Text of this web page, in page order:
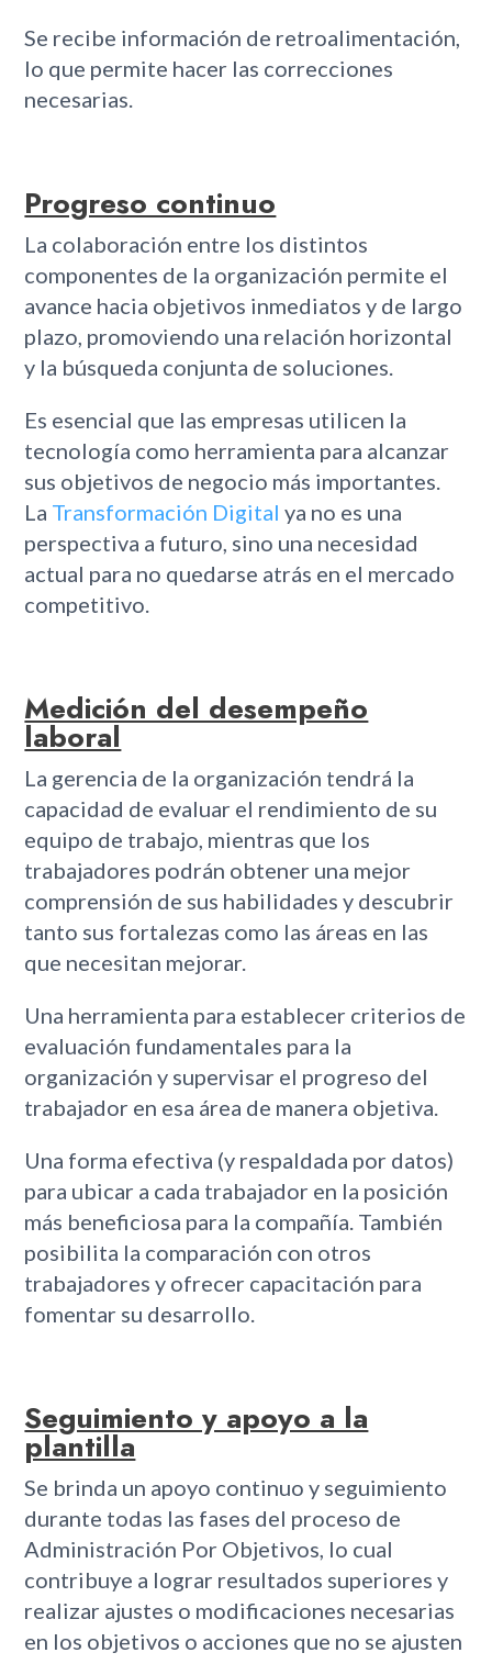
Se recibe información de retroalimentación,
lo que permite hacer las correcciones
necesarias.
Progreso continuo
La colaboración entre los distintos
componentes de la organización permite el
avance hacia objetivos inmediatos y de largo
plazo, promoviendo una relación horizontal
y la búsqueda conjunta de soluciones.
Es esencial que las empresas utilicen la
tecnología como herramienta para alcanzar
sus objetivos de negocio más importantes.
La Transformación Digital ya no es una
perspectiva a futuro, sino una necesidad
actual para no quedarse atrás en el mercado
competitivo.
Medición del desempeño
laboral
La gerencia de la organización tendrá la
capacidad de evaluar el rendimiento de su
equipo de trabajo, mientras que los
trabajadores podrán obtener una mejor
comprensión de sus habilidades y descubrir
tanto sus fortalezas como las áreas en las
que necesitan mejorar.
Una herramienta para establecer criterios de
evaluación fundamentales para la
organización y supervisar el progreso del
trabajador en esa área de manera objetiva.
Una forma efectiva (y respaldada por datos)
para ubicar a cada trabajador en la posición
más beneficiosa para la compañía. También
posibilita la comparación con otros
trabajadores y ofrecer capacitación para
fomentar su desarrollo.
Seguimiento y apoyo a la
plantilla
Se brinda un apoyo continuo y seguimiento
durante todas las fases del proceso de
Administración Por Objetivos, lo cual
contribuye a lograr resultados superiores y
realizar ajustes o modificaciones necesarias
en los objetivos o acciones que no se ajusten